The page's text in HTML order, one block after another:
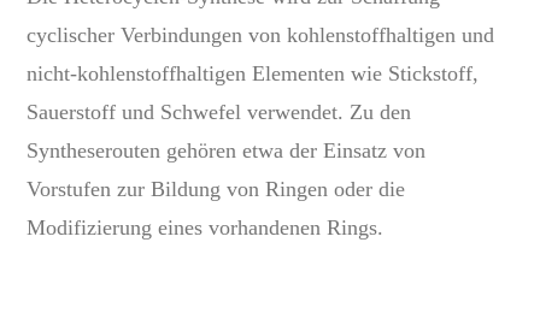
cyclischer Verbindungen von kohlenstoffhaltigen und
nicht-kohlenstoffhaltigen Elementen wie Stickstoff,
Sauerstoff und Schwefel verwendet. Zu den
Syntheserouten gehören etwa der Einsatz von
Vorstufen zur Bildung von Ringen oder die
Modifizierung eines vorhandenen Rings.